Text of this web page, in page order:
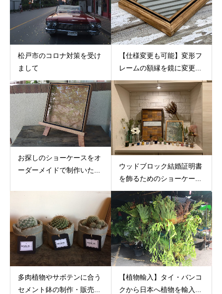
松戸市のコロナ対策を受け
まして
【仕様変更も可能】変形フ
レームの額縁を鏡に変更...
お探しのショーケースをオ
ーダーメイドで制作いた...
ウッドブロック結婚証明書
を飾るためのショーケー...
多肉植物やサボテンに合う
セメント鉢の制作・販売...
【植物輸入】タイ・バンコ
クから日本へ植物を輸入...